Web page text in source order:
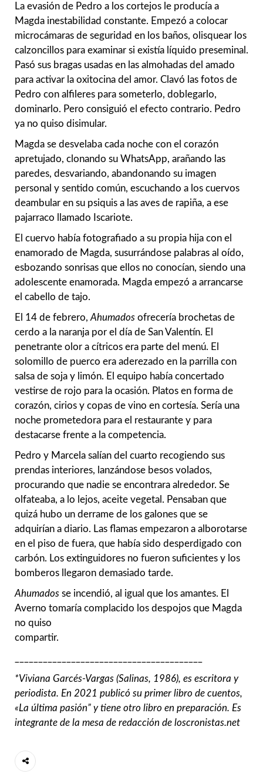
La evasión de Pedro a los cortejos le producía a
Magda inestabilidad constante. Empezó a colocar
microcámaras de seguridad en los baños, olisquear los
calzoncillos para examinar si existía líquido preseminal.
Pasó sus bragas usadas en las almohadas del amado
para activar la oxitocina del amor. Clavó las fotos de
Pedro con alfileres para someterlo, doblegarlo,
dominarlo. Pero consiguió el efecto contrario. Pedro
ya no quiso disimular.
Magda se desvelaba cada noche con el corazón
apretujado, clonando su WhatsApp, arañando las
paredes, desvariando, abandonando su imagen
personal y sentido común, escuchando a los cuervos
deambular en su psiquis a las aves de rapiña, a ese
pajarraco llamado Iscariote.
El cuervo había fotografiado a su propia hija con el
enamorado de Magda, susurrándose palabras al oído,
esbozando sonrisas que ellos no conocían, siendo una
adolescente enamorada. Magda empezó a arrancarse
el cabello de tajo.
El 14 de febrero, Ahumados ofrecería brochetas de
cerdo a la naranja por el día de San Valentín. El
penetrante olor a cítricos era parte del menú. El
solomillo de puerco era aderezado en la parrilla con
salsa de soja y limón. El equipo había concertado
vestirse de rojo para la ocasión. Platos en forma de
corazón, cirios y copas de vino en cortesía. Sería una
noche prometedora para el restaurante y para
destacarse frente a la competencia.
Pedro y Marcela salían del cuarto recogiendo sus
prendas interiores, lanzándose besos volados,
procurando que nadie se encontrara alrededor. Se
olfateaba, a lo lejos, aceite vegetal. Pensaban que
quizá hubo un derrame de los galones que se
adquirían a diario. Las flamas empezaron a alborotarse
en el piso de fuera, que había sido desperdigado con
carbón. Los extinguidores no fueron suficientes y los
bomberos llegaron demasiado tarde.
Ahumados se incendió, al igual que los amantes. El
Averno tomaría complacido los despojos que Magda
no quiso
compartir.
*Viviana Garcés-Vargas (Salinas, 1986), es escritora y
periodista. En 2021 publicó su primer libro de cuentos,
«La última pasión” y tiene otro libro en preparación. Es
integrante de la mesa de redacción de loscronistas.net